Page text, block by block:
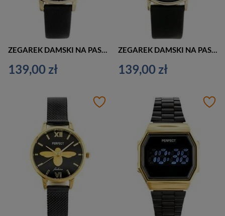
ZEGAREK DAMSKI NA PASKU CZARNO ZŁOTY G. ROSSI - 12177A5-1A2 (zg848c) + BOX
139,00 zł
ZEGAREK DAMSKI NA PASKU KLASYCZNY G. ROSSI - 12600A-1A2 (zg844c) + BOX
139,00 zł